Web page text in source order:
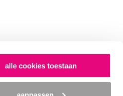
alle cookies toestaan